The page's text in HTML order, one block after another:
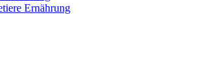
Ernährung